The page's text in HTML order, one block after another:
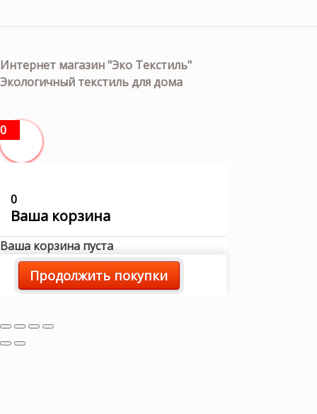
Интернет магазин "Эко Текстиль"
Экологичный текстиль для дома
0
0
Ваша корзина
Ваша корзина пуста
Продолжить покупки